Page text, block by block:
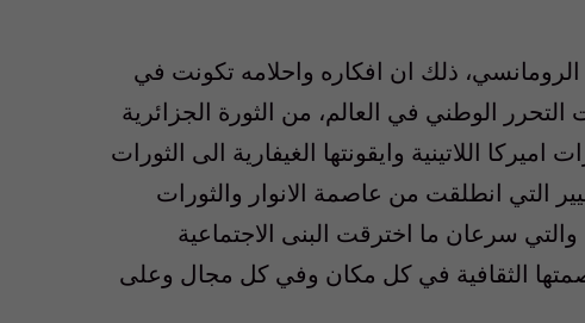
ذلك ان افكاره واحلامه تكونت في
الوطني في العالم، من الثورة الجزائرية
اميركا اللاتينية وايقونتها الغيفارية الى الثورات
التي انطلقت من عاصمة الانوار والثورات
سرعان ما اخترقت البنى الاجتماعية
الثقافية في كل مكان وفي كل مجال وعلى